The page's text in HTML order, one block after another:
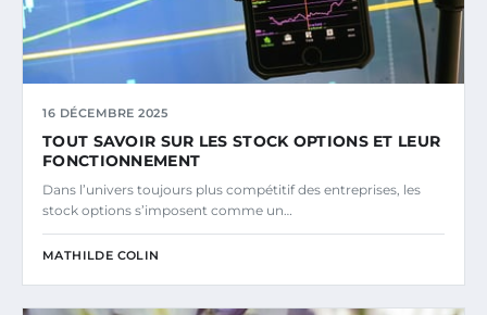
16 DÉCEMBRE 2025
TOUT SAVOIR SUR LES STOCK OPTIONS ET LEUR
FONCTIONNEMENT
Dans l’univers toujours plus compétitif des entreprises, les
stock options s’imposent comme un…
MATHILDE COLIN